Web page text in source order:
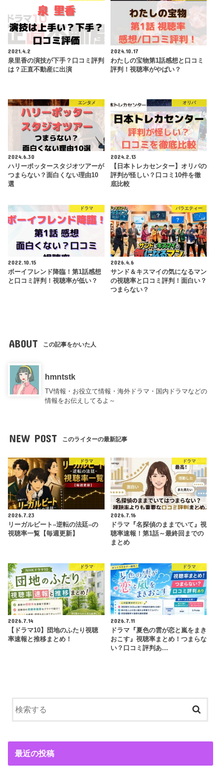
2021.4.2
泉里香の演技が下手？口コミ評判
は？正直不動産に出演
2024.10.17
わたしの宝物第1話感想と口コミ
評判！視聴率がやばい？
エンタメ
2024.6.30
ハリーポッタースタジオツアーが
つまらない？面白くない理由10
選
オリパ
2024.2.13
【日本トレカセンター】オリパの
評判が怪しい？口コミ10件を徹
底比較
ドラマ
2022.10.15
ボーイフレンド降臨！第1話感想
と口コミ評判！視聴率が低い？
バラエティー
2026.4.6
サンド＆キスマイの気になるマン
の視聴率と口コミ評判！面白い？
つまらない？
ABOUT この記事をかいた人
hmntstk
TV情報・お役立て情報・海外ドラマ・国内ドラマなどの
情報をお伝えしてるよ～
NEW POST このライターの最新記事
ドラマ
2026.7.23
リーガルビート–逆転の法廷–の
視聴率一覧【毎週更新】
ドラマ
2026.7.16
ドラマ『名探偵のままでいて』視
聴率速報！第1話～最終回までの
まとめ
ドラマ
2026.7.14
【ドラマ10】団地のふたり視聴
率速報と推移まとめ！
ドラマ
2026.7.11
ドラマ『夏色の雲が恋と嵐をまき
おこす』視聴率まとめ！つまらな
い？口コミ評判あ…
最近の投稿